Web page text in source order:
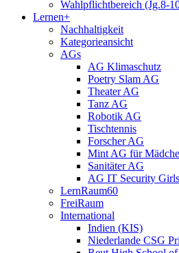
Wahlpflichtbereich (Jg.8-
Lernen+
Nachhaltigkeit
Kategorieansicht
AGs
AG Klimaschutz
Poetry Slam AG
Theater AG
Tanz AG
Robotik AG
Tischtennis
Forscher AG
Mint AG für
Sanitäter AG
AG IT Security Girls
LernRaum60
FreiRaum
International
Indien (KIS)
Niederlande CSG